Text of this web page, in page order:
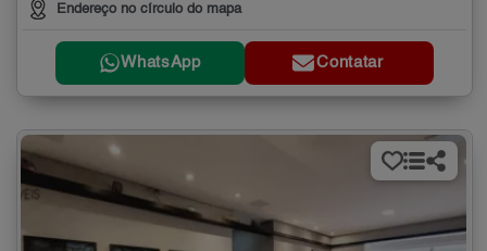
Endereço no círculo do mapa
WhatsApp Contatar